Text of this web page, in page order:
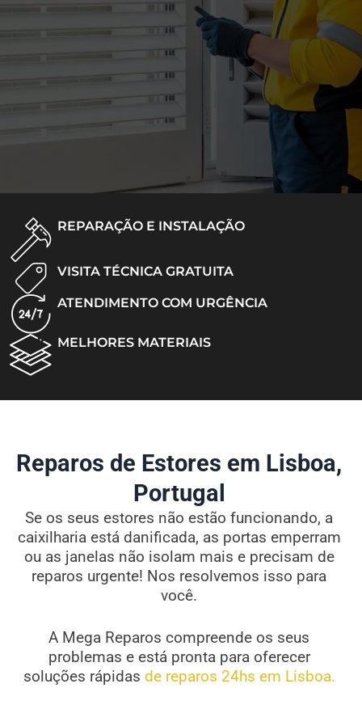
REPARAÇÃO E INSTALAÇÃO
VISITA TÉCNICA GRATUITA
ATENDIMENTO COM URGÊNCIA
MELHORES MATERIAIS
Reparos de Estores em Lisboa,
Portugal
Se os seus estores não estão funcionando, a
caixilharia está danificada, as portas emperram
ou as janelas não isolam mais e precisam de
reparos urgente! Nos resolvemos isso para
você.
A Mega Reparos compreende os seus
problemas e está pronta para oferecer
soluções rápidas de reparos 24hs em Lisboa.